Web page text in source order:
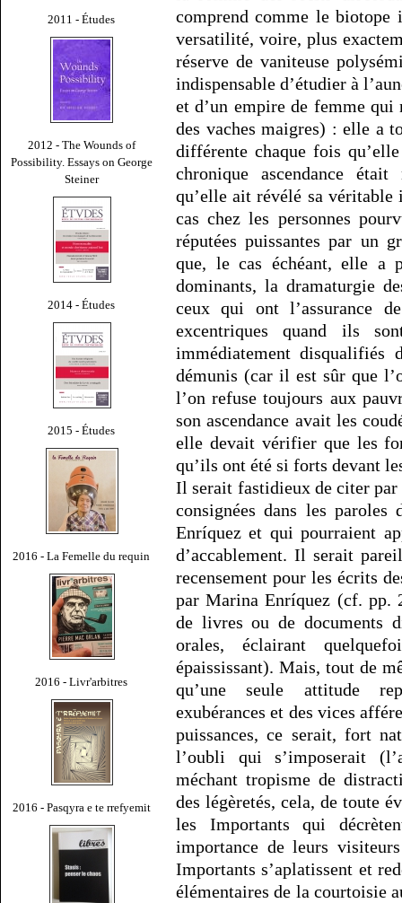
2011 - Études
2012 - The Wounds of
Possibility. Essays on George
Steiner
2014 - Études
2015 - Études
2016 - La Femelle du requin
2016 - Livr'arbitres
2016 - Pasqyra e te rrefyemit
comprend comme le biotope
versatilité, voire, plus
réserve de vaniteuse
indispensable d’étudier à
et d’un empire de femme
des vaches maigres) : elle a
différente chaque fois
chronique ascendance
qu’elle ait révélé sa véritable
cas chez les personnes
réputées puissantes par un
que, le cas échéant, elle a
dominants, la dramaturgie
ceux qui ont l’assurance
excentriques quand ils
immédiatement disqualifiés
démunis (car il est sûr que
l’on refuse toujours aux
son ascendance avait les
elle devait vérifier que les
qu’ils ont été si forts devant
Il serait fastidieux de citer par
consignées dans les paroles
Enríquez et qui pourraient
d’accablement. Il serait
recensement pour les écrits
par Marina Enríquez (cf. pp.
de livres ou de documents
orales, éclairant
épaississant). Mais, tout de
qu’une seule attitude
exubérances et des vices
puissances, ce serait, fort
l’oubli qui s’imposerait
méchant tropisme de
des légèretés, cela, de toute
les Importants qui
importance de leurs
Importants s’aplatissent et
élémentaires de la courtoisie